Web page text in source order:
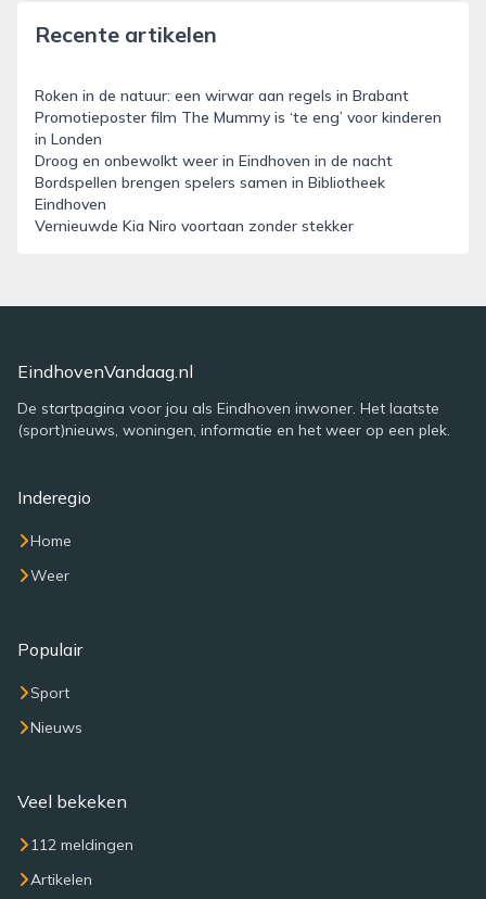
Recente artikelen
Roken in de natuur: een wirwar aan regels in Brabant
Promotieposter film The Mummy is ‘te eng’ voor kinderen
in Londen
Droog en onbewolkt weer in Eindhoven in de nacht
Bordspellen brengen spelers samen in Bibliotheek
Eindhoven
Vernieuwde Kia Niro voortaan zonder stekker
EindhovenVandaag.nl
De startpagina voor jou als Eindhoven inwoner. Het laatste
(sport)nieuws, woningen, informatie en het weer op een plek.
Inderegio
Home
Weer
Populair
Sport
Nieuws
Veel bekeken
112 meldingen
Artikelen